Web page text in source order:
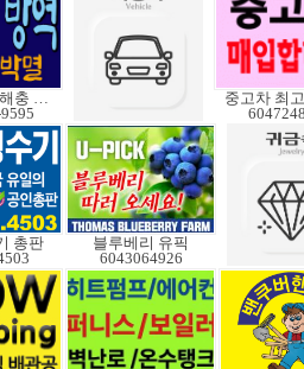
쥐,베드버그 해충 박멸
중고차 최
총판
블루베리 유픽
6043064926